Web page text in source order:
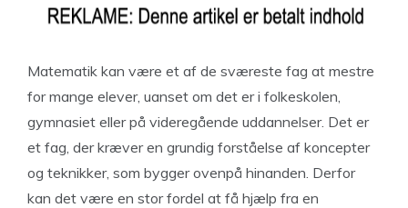
Matematik kan være et af de sværeste fag at mestre
for mange elever, uanset om det er i folkeskolen,
gymnasiet eller på videregående uddannelser. Det er
et fag, der kræver en grundig forståelse af koncepter
og teknikker, som bygger ovenpå hinanden. Derfor
kan det være en stor fordel at få hjælp fra en